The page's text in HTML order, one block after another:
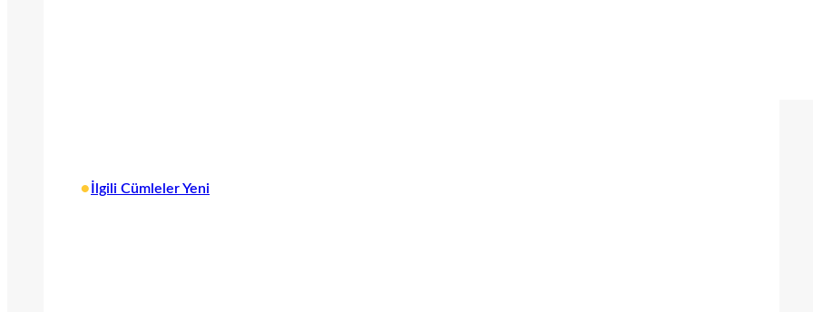
• İlgili Cümleler Yeni